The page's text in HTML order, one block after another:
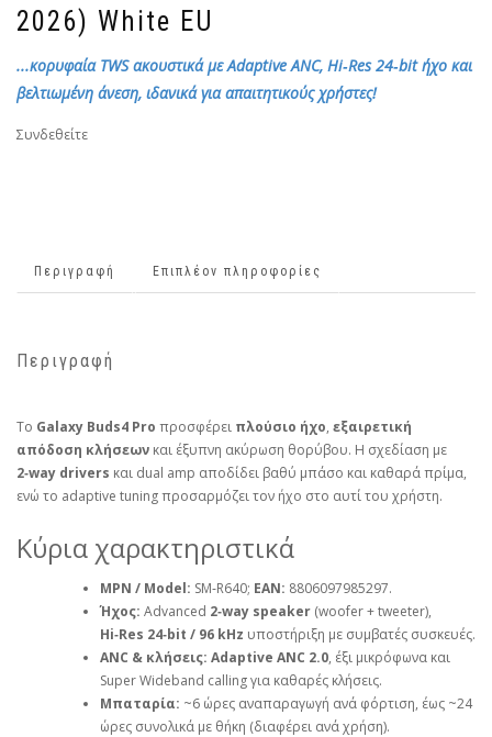
2026) White EU
...κορυφαία TWS ακουστικά με Adaptive ANC, Hi‑Res 24‑bit ήχο και
βελτιωμένη άνεση, ιδανικά για απαιτητικούς χρήστες!
Συνδεθείτε
Περιγραφή Επιπλέον πληροφορίες
Περιγραφή
Το Galaxy Buds4 Pro προσφέρει πλούσιο ήχο, εξαιρετική
απόδοση κλήσεων και έξυπνη ακύρωση θορύβου. Η σχεδίαση με
2‑way drivers και dual amp αποδίδει βαθύ μπάσο και καθαρά πρίμα,
ενώ το adaptive tuning προσαρμόζει τον ήχο στο αυτί του χρήστη.
Κύρια χαρακτηριστικά
MPN / Model: SM‑R640; EAN: 8806097985297.
Ήχος: Advanced 2‑way speaker (woofer + tweeter),
Hi‑Res 24‑bit / 96 kHz υποστήριξη με συμβατές συσκευές.
ANC & κλήσεις: Adaptive ANC 2.0, έξι μικρόφωνα και
Super Wideband calling για καθαρές κλήσεις.
Μπαταρία: ~6 ώρες αναπαραγωγή ανά φόρτιση, έως ~24
ώρες συνολικά με θήκη (διαφέρει ανά χρήση).